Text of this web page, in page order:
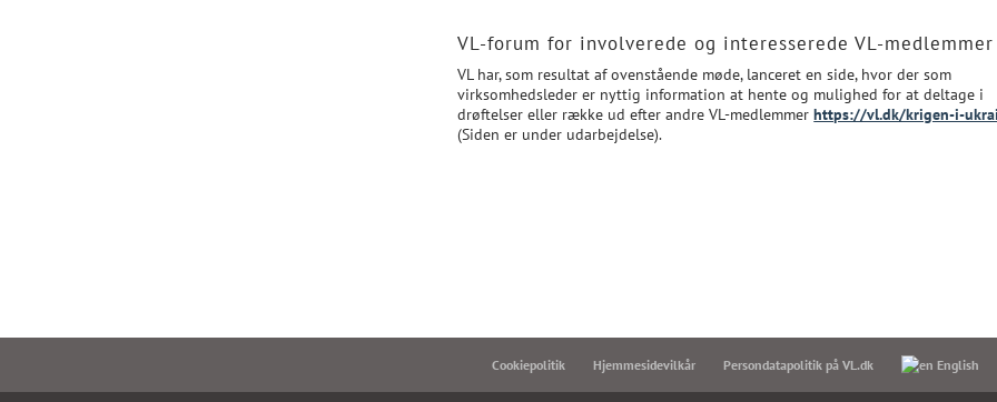
VL-forum for involverede og interesserede VL-medlemmer
VL har, som resultat af ovenstående møde, lanceret en side, hvor der som
virksomhedsleder er nyttig information at hente og mulighed for at deltage i
drøftelser eller række ud efter andre VL-medlemmerhttps://vl.dk/krigen-i-
(Siden er under udarbejdelse).
Cookiepolitik Hjemmesidevilkår Persondatapolitik på VL.dk English